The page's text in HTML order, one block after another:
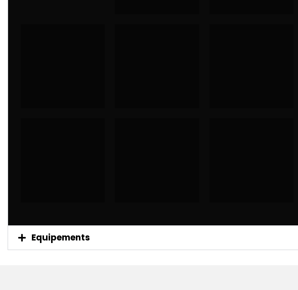
Equipements